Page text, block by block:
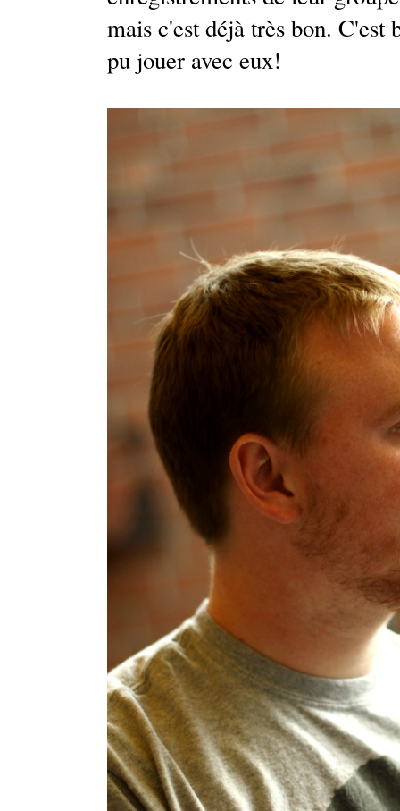
mais c'est déjà très bon. C'est
pu jouer avec eux!